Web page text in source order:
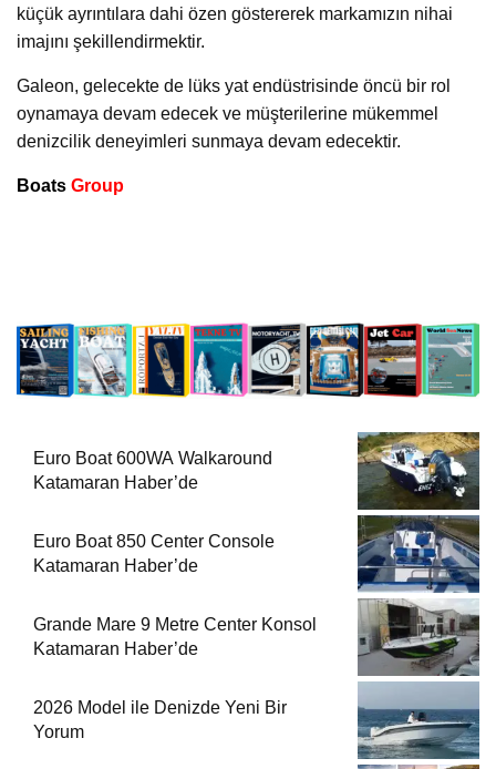
küçük ayrıntılara dahi özen göstererek markamızın nihai
imajını şekillendirmektir.
Galeon, gelecekte de lüks yat endüstrisinde öncü bir rol
oynamaya devam edecek ve müşterilerine mükemmel
denizcilik deneyimleri sunmaya devam edecektir.
Boats Group
Euro Boat 600WA Walkaround
Katamaran Haber’de
Euro Boat 850 Center Console
Katamaran Haber’de
Grande Mare 9 Metre Center Konsol
Katamaran Haber’de
2026 Model ile Denizde Yeni Bir
Yorum